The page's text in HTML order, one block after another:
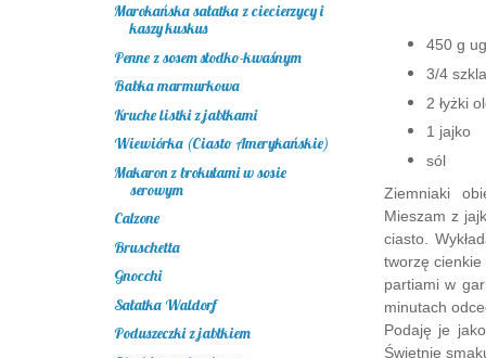
450 g
3/4
2 łyżki
1 jajko
sól
Ziemniaki
Mieszam z
ciasto.
tworzę cienkie
partiami w
minutach
Podaję je
Świetnie
Marokańska sałatka z ciecierzycy i
kaszy kuskus
Penne z sosem słodko-kwaśnym
Babka marmurkowa
Kruche listki z jabłkami
Wiewiórka (Ciasto Amerykańskie)
Makaron z brokułami w sosie
serowym
Calzone
Bruschetta
Gnocchi
Sałatka Waldorf
Poduszeczki z jabłkiem